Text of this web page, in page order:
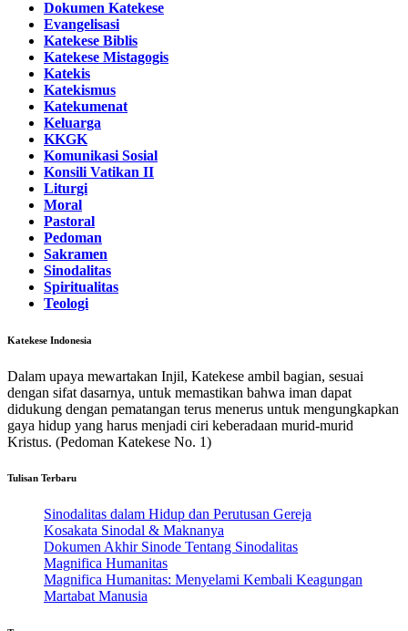
Dokumen Katekese
Evangelisasi
Katekese Biblis
Katekese Mistagogis
Katekis
Katekismus
Katekumenat
Keluarga
KKGK
Komunikasi Sosial
Konsili Vatikan II
Liturgi
Moral
Pastoral
Pedoman
Sakramen
Sinodalitas
Spiritualitas
Teologi
Katekese Indonesia
Dalam upaya mewartakan Injil, Katekese ambil bagian, sesuai
dengan sifat dasarnya, untuk memastikan bahwa iman dapat
didukung dengan pematangan terus menerus untuk mengungkapkan
gaya hidup yang harus menjadi ciri keberadaan murid-murid
Kristus. (Pedoman Katekese No. 1)
Tulisan Terbaru
Sinodalitas dalam Hidup dan Perutusan Gereja
Kosakata Sinodal & Maknanya
Dokumen Akhir Sinode Tentang Sinodalitas
Magnifica Humanitas
Magnifica Humanitas: Menyelami Kembali Keagungan
Martabat Manusia